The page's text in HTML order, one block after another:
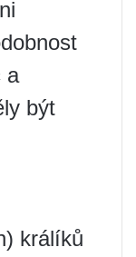
a
být
králíků